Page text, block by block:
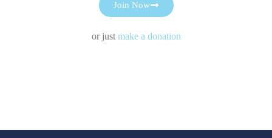
Join Now
or just make a donation